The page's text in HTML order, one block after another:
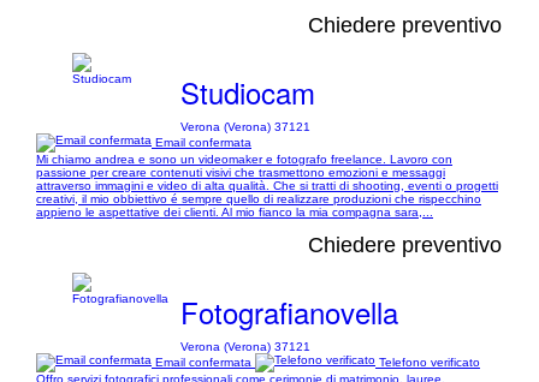
Chiedere preventivo
Studiocam
Verona (Verona) 37121
Email confermata
Mi chiamo andrea e sono un videomaker e fotografo freelance. Lavoro con
passione per creare contenuti visivi che trasmettono emozioni e messaggi
attraverso immagini e video di alta qualità. Che si tratti di shooting, eventi o progetti
creativi, il mio obbiettivo é sempre quello di realizzare produzioni che rispecchino
appieno le aspettative dei clienti. Al mio fianco la mia compagna sara,...
Chiedere preventivo
Fotografianovella
Verona (Verona) 37121
Email confermata
Telefono verificato
Offro servizi fotografici professionali come cerimonie di matrimonio, lauree,